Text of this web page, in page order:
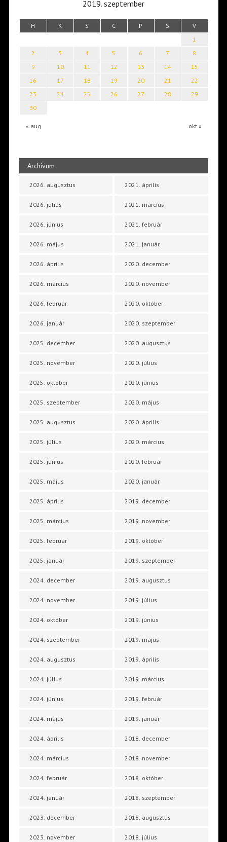
2019. szeptember
H K S C P S V
« aug okt »
1
2
3 4 5 6 7
8
9
10 11 12 13 14
15
16
17 18 19 20 21
22
23
24 25 26 27 28
29
30
Archívum
2026. augusztus
2026. július
2026. június
2026. május
2026. április
2026. március
2026. február
2026. január
2025. december
2025. november
2025. október
2025. szeptember
2025. augusztus
2025. július
2025. június
2025. május
2025. április
2025. március
2025. február
2025. január
2024. december
2024. november
2024. október
2024. szeptember
2024. augusztus
2024. július
2024. június
2024. május
2024. április
2024. március
2024. február
2024. január
2023. december
2023. november
2021. április
2021. március
2021. február
2021. január
2020. december
2020. november
2020. október
2020. szeptember
2020. augusztus
2020. július
2020. június
2020. május
2020. április
2020. március
2020. február
2020. január
2019. december
2019. november
2019. október
2019. szeptember
2019. augusztus
2019. július
2019. június
2019. május
2019. április
2019. március
2019. február
2019. január
2018. december
2018. november
2018. október
2018. szeptember
2018. augusztus
2018. július